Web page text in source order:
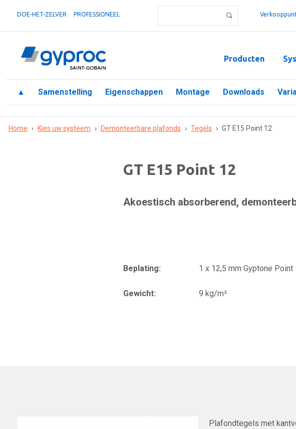
DOE-HET-ZELVER PROFESSIONEEL
Producten
▲ Samenstelling Eigenschappen Montage Downloads
Home › Kies uw systeem › Demonteerbare plafonds › Tegels › GT E15 Point 12
GT E15 Point 12
Akoestisch absorberend,
Beplating: 1 x 12,5 mm Gyptone Point
Gewicht: 9 kg/m²
Plafondtegels met